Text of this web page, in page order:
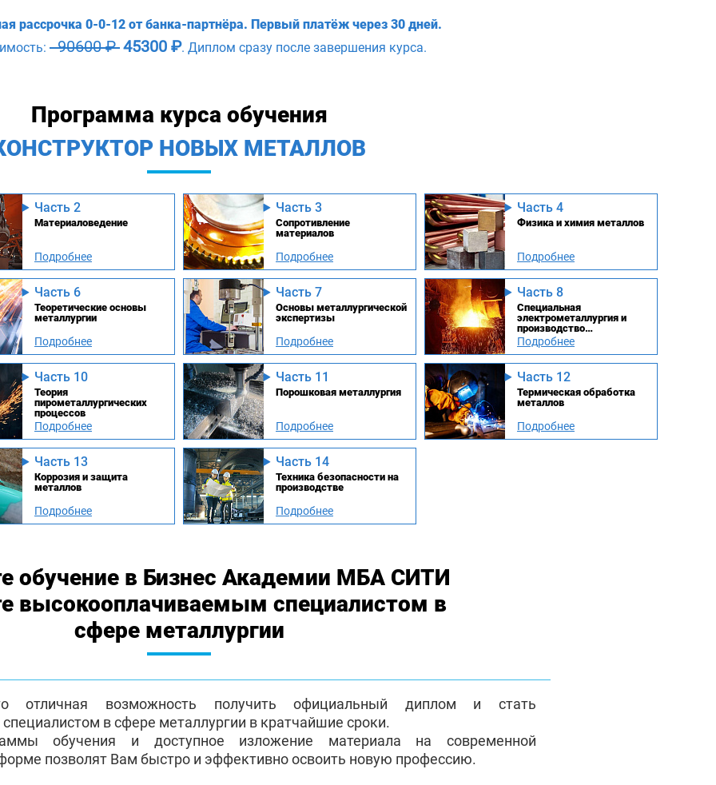
рассрочка 0-0-12 от банка-партнёра. Первый платёж через 30 дней.
90600 ₽45300 ₽. Диплом сразу после завершения курса.
Программа курса обучения
НОВЫХ МЕТАЛЛОВ
Часть 2
Материаловедение
Подробнее
Часть 3
Сопротивление
материалов
Подробнее
Часть 4
Физика и химия металлов
Подробнее
Часть 6
Теоретические основы
металлургии
Подробнее
Часть 7
Основы металлургической
экспертизы
Подробнее
Часть 8
Специальная
электрометаллургия и
производство
ферросплавов
Подробнее
Часть 10
Теория
пирометаллургических
процессов
Подробнее
Часть 11
Порошковая металлургия
Подробнее
Часть 12
Термическая обработка
металлов
Подробнее
Часть 13
Коррозия и защита
металлов
Подробнее
Часть 14
Техника безопасности на
производстве
Подробнее
обучение в Бизнес Академии МБА СИТИ
высокооплачиваемым специалистом в
сфере металлургии
возможность получить официальный диплом и стать
в сфере металлургии в кратчайшие сроки.
обучения и доступное изложение материала на современной
позволят Вам быстро и эффективно освоить новую профессию.